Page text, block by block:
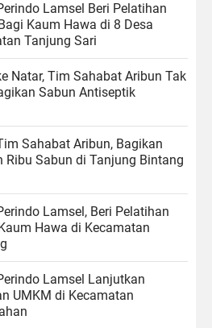
Lamsel Beri Pelatihan
Kaum Hawa di 8 Desa
Tanjung Sari
Natar, Tim Sahabat Aribun Tak
Sabun Antiseptik
Sahabat Aribun, Bagikan
Ribu Sabun di Tanjung Bintang
Lamsel, Beri Pelatihan
Hawa di Kecamatan
Lamsel Lanjutkan
UMKM di Kecamatan